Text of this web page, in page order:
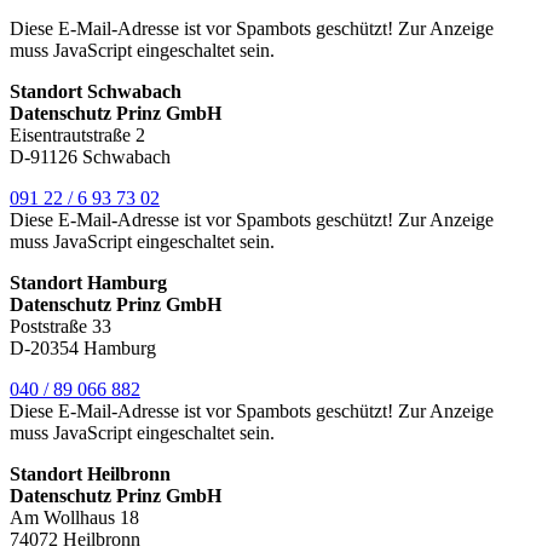
Diese E-Mail-Adresse ist vor Spambots geschützt! Zur Anzeige
muss JavaScript eingeschaltet sein.
Standort Schwabach
Datenschutz Prinz GmbH
Eisentrautstraße 2
D-91126 Schwabach
091 22 / 6 93 73 02
Diese E-Mail-Adresse ist vor Spambots geschützt! Zur Anzeige
muss JavaScript eingeschaltet sein.
Standort Hamburg
Datenschutz Prinz GmbH
Poststraße 33
D-20354 Hamburg
040 / 89 066 882
Diese E-Mail-Adresse ist vor Spambots geschützt! Zur Anzeige
muss JavaScript eingeschaltet sein.
Standort Heilbronn
Datenschutz Prinz GmbH
Am Wollhaus 18
74072 Heilbronn